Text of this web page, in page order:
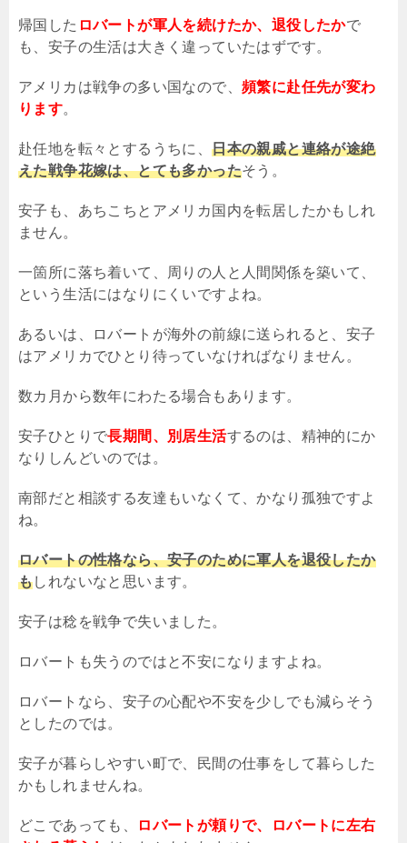
帰国した ロバートが軍人を続けたか、退役したかで
も、安子の生活は大きく違っていたはずです。
アメリカは戦争の多い国なので、 頻繁に赴任先が変わ
ります。
赴任地を転々とするうちに、日本の親戚と連絡が途絶
えた戦争花嫁は、とても多かったそう。
安子も、あちこちとアメリカ国内を転居したかもしれ
ません。
一箇所に落ち着いて、周りの人と人間関係を築いて、
という生活にはなりにくいですよね。
あるいは、ロバートが海外の前線に送られると、安子
はアメリカでひとり待っていなければなりません。
数カ月から数年にわたる場合もあります。
安子ひとりで長期間、別居生活するのは、精神的にか
なりしんどいのでは。
南部だと相談する友達もいなくて、かなり孤独ですよ
ね。
ロバートの性格なら、安子のために軍人を退役したか
もしれないなと思います。
安子は稔を戦争で失いました。
ロバートも失うのではと不安になりますよね。
ロバートなら、安子の心配や不安を少しでも減らそう
としたのでは。
安子が暮らしやすい町で、民間の仕事をして暮らした
かもしれませんね。
どこであっても、
ロバートが頼りで、ロバートに左右